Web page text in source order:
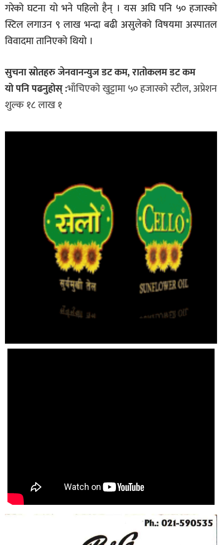
गरेको घटना यो भने पहिलो हैन् । यस अघि पनि ५० हजारको
स्टिल लगाउन ९ लाख भन्दा बढी असुलेको विषयमा अस्पातल
विवादमा तानिएको थियो ।
सुचना स्रोतहरु जेनवानन्युज डट कम, रातोकलम डट कम
यो पनि पढनुहोस् :भाँचिएको खुट्टामा ५० हजारको स्टील, अप्रेशन
शुल्क १८ लाख १